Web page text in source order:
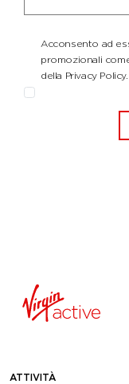
Acconsento ad
promozionali
della Privacy Policy.
ATTIVITÀ